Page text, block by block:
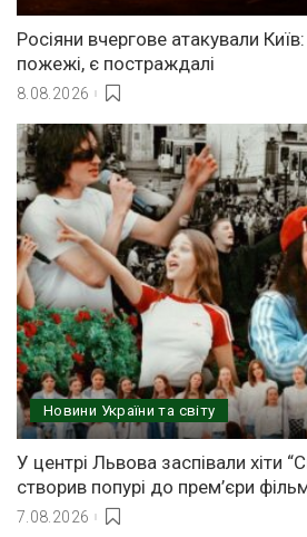
Росіяни вчергове атакували
пожежі, є постраждалі
8.08.2026
Новини України та світу
У центрі Львова заспівали хіти
створив попурі до прем’єри
7.08.2026